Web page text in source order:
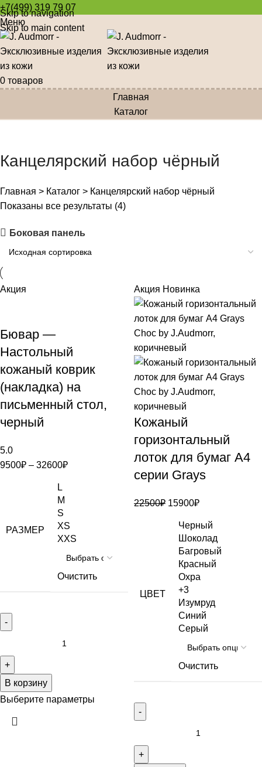
Skip to navigation
Skip to main content
+7(499) 319 79 07
Меню
0 товаров
Главная
Каталог
Канцелярский набор чёрный
Главная > Каталог > Канцелярский набор чёрный
Показаны все результаты (4)
Боковая панель
Акция
Бювар —
Настольный
кожаный коврик
(накладка) на
письменный стол,
черный
5.0
9500₽ – 32600₽
РАЗМЕР
L
M
S
XS
XXS
Очистить
В корзину
Выберите параметры
Акция Новинка
Кожаный
горизонтальный
лоток для бумаг А4
серии Grays
22500₽ 15900₽
ЦВЕТ
Черный
Шоколад
Багровый
Красный
Охра
+3
Изумруд
Синий
Серый
Очистить